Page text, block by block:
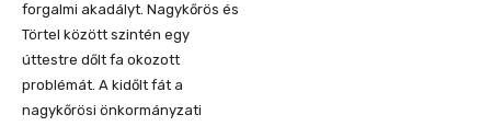
forgalmi akadályt. Nagykőrös és
Törtel között szintén egy
úttestre dőlt fa okozott
problémát. A kidőlt fát a
nagykőrösi önkormányzati